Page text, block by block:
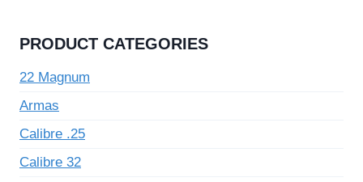
PRODUCT CATEGORIES
22 Magnum
Armas
Calibre .25
Calibre 32